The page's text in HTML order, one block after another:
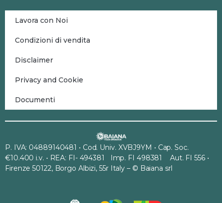
Lavora con Noi
Condizioni di vendita
Disclaimer
Privacy and Cookie
Documenti
P. IVA: 04889140481 • Cod. Univ. XVBJ9YM • Cap. Soc.
€10.400 i.v. • REA: FI- 494381 Imp. FI 498381 Aut. FI 556 •
Firenze 50122, Borgo Albizi, 55r Italy – © Baiana srl